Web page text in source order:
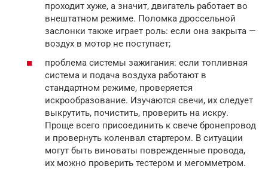
проходит хуже, а значит, двигатель работает во
внештатном режиме. Поломка дроссельной
заслонки также играет роль: если она закрыта —
воздух в мотор не поступает;
проблема системы зажигания: если топливная
система и подача воздуха работают в
стандартном режиме, проверяется
искрообразование. Изучаются свечи, их следует
выкрутить, почистить, проверить на искру.
Проще всего присоединить к свече бронепровод
и провернуть коленвал стартером. В ситуации
могут быть виноваты поврежденные провода,
их можно проверить тестером и мегомметром.